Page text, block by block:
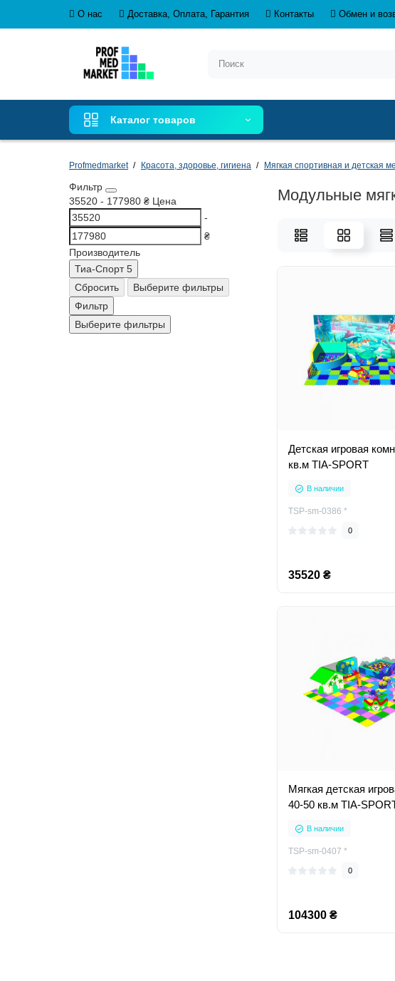
О нас Доставка, Оплата, Гарантия Контакты Обмен и
Каталог товаров
Profmedmarket Красота, здоровье, гигиена Мягкая спортивная и детская
Фильтр
35520 - 177980 ₴ Цена
-
₴
Производитель
Тиа-Спорт 5
Сбросить
Выберите фильтры
Фильтр
Выберите фильтры
Модульные
Детская игровая
кв.м TIA-SPORT
В наличии
TSP-sm-0386 *
0
35520 ₴
Мягкая детская
40-50 кв.м TIA-
В наличии
TSP-sm-0407 *
0
104300 ₴